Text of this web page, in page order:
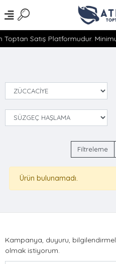
Satış Platformudur.
Filtreleme
Ürün bulunamadı.
Kampanya, duyuru,
olmak istiyorum.